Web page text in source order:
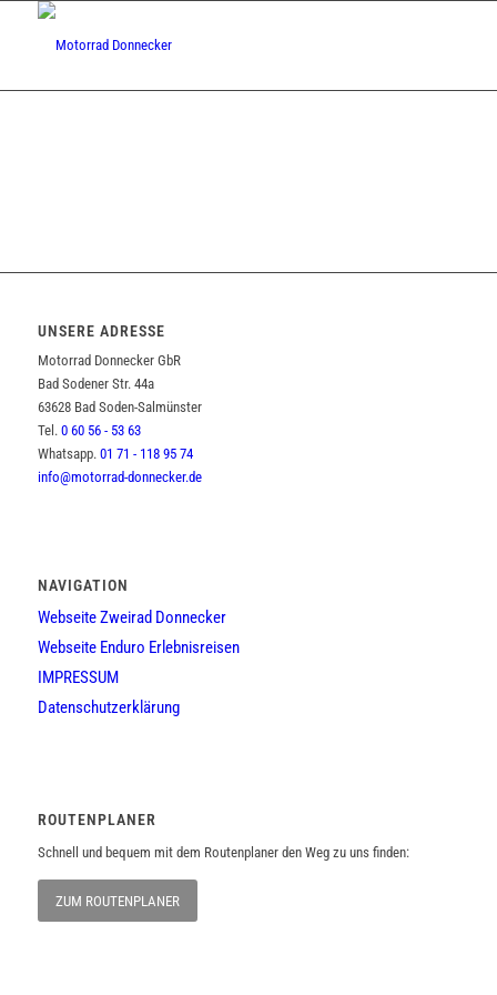
UNSERE ADRESSE
Motorrad Donnecker GbR
Bad Sodener Str. 44a
63628 Bad Soden-Salmünster
Tel. 0 60 56 - 53 63
Whatsapp. 01 71 - 118 95 74
info@motorrad-donnecker.de
NAVIGATION
Webseite Zweirad Donnecker
Webseite Enduro Erlebnisreisen
IMPRESSUM
Datenschutzerklärung
ROUTENPLANER
Schnell und bequem mit dem Routenplaner den Weg zu uns finden:
ZUM ROUTENPLANER